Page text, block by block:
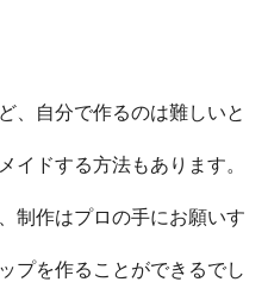
、自分で作るのは難しいと
イドする方法もあります。
制作はプロの手にお願いす
プを作ることができるでし